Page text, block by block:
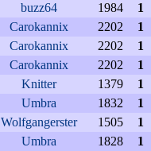
buzz64 1984
1
Carokannix 2202
1
Carokannix 2202
1
Carokannix 2202
1
Knitter 1379
1
Umbra 1832
1
Wolfgangerster 1505
1
Umbra 1828 1